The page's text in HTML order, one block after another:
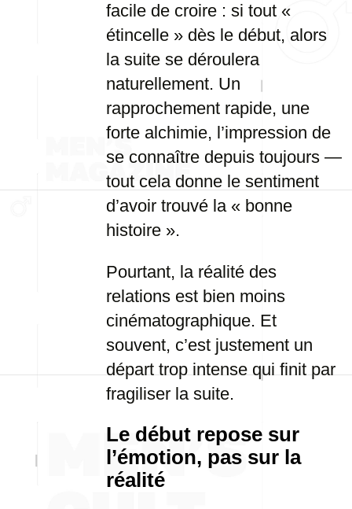
facile de croire : si tout «
étincelle » dès le début, alors
la suite se déroulera
naturellement. Un
rapprochement rapide, une
forte alchimie, l’impression de
se connaître depuis toujours —
tout cela donne le sentiment
d’avoir trouvé la « bonne
histoire ».
Pourtant, la réalité des
relations est bien moins
cinématographique. Et
souvent, c’est justement un
départ trop intense qui finit par
fragiliser la suite.
Le début repose sur
l’émotion, pas sur la
réalité